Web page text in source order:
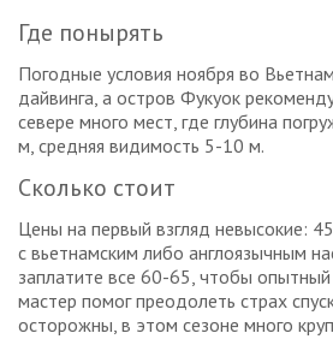
Где понырять
Погодные условия ноября во
дайвинга, а остров Фукуок
севере много мест, где глубина
м, средняя видимость 5-10 м.
Сколько стоит
Цены на первый взгляд невысокие:
с вьетнамским либо англоязычным
заплатите все 60-65, чтобы опытный
мастер помог преодолеть страх
осторожны, в этом сезоне много